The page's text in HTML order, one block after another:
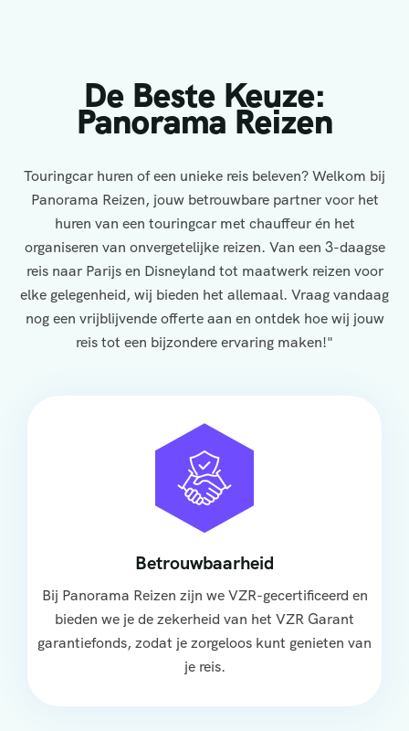
De Beste Keuze:
Panorama Reizen
Touringcar huren of een unieke reis beleven? Welkom bij
Panorama Reizen, jouw betrouwbare partner voor het
huren van een touringcar met chauffeur én het
organiseren van onvergetelijke reizen. Van een 3-daagse
reis naar Parijs en Disneyland tot maatwerk reizen voor
elke gelegenheid, wij bieden het allemaal. Vraag vandaag
nog een vrijblijvende offerte aan en ontdek hoe wij jouw
reis tot een bijzondere ervaring maken!"
Betrouwbaarheid
Bij Panorama Reizen zijn we VZR-gecertificeerd en
bieden we je de zekerheid van het VZR Garant
garantiefonds, zodat je zorgeloos kunt genieten van
je reis.